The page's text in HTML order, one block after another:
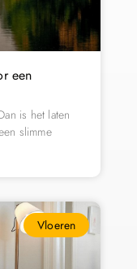
een
is het laten
slimme
Vloeren